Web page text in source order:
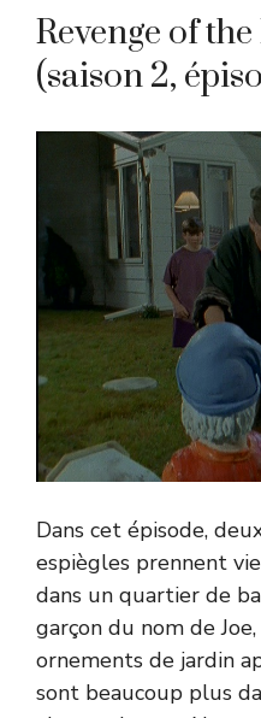
Revenge of
(saison 2,
Dans cet épisode,
espiègles prennent
dans un quartier de
garçon du nom de
ornements de jardin
sont beaucoup plus